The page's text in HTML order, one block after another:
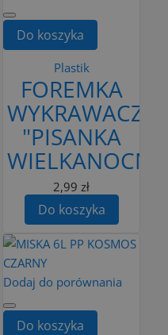
Do koszyka
Plastik
FOREMKA
WYKRAWACZ
"PISANKA
2,99 zł
Do koszyka
Dodaj do porównania
Do koszyka